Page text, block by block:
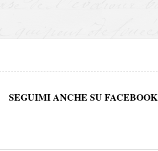
SEGUIMI ANCHE SU FACEBOOK